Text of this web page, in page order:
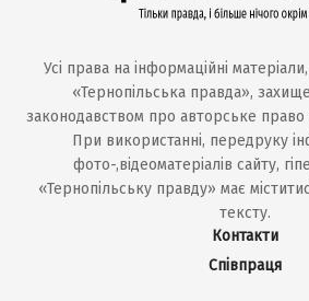
Усі права на інформаційні
«Тернопільська правда»,
законодавством про авторське право
При використанні, передруку
фото-,відеоматеріалів сайту,
«Тернопільську правду» має
тексту.
Контакти
Співпраця